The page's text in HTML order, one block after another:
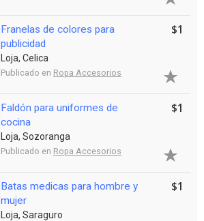
Franelas de colores para
publicidad
Loja, Celica
Publicado en Ropa Accesorios
$1
Faldón para uniformes de
cocina
Loja, Sozoranga
Publicado en Ropa Accesorios
$1
Batas medicas para hombre y
mujer
Loja, Saraguro
$1